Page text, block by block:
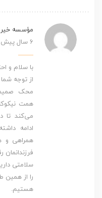
مؤسسه
6 سال پیش
با سلام و
از توجه
محک
همت
می‌کند تا
ادامه
همراهی و
فرزندانمان
سلامتی
را از همین
هستیم.